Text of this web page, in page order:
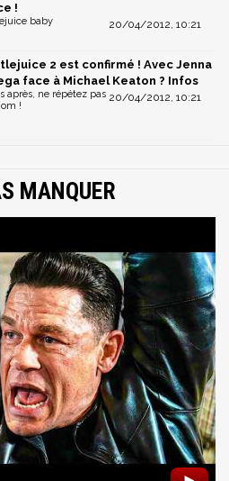
!
20/04/2012, 10:21
baby
2 est confirmé ! Avec Jenna
face à Michael Keaton ? Infos
20/04/2012, 10:21
après, ne répétez pas
!
MANQUER